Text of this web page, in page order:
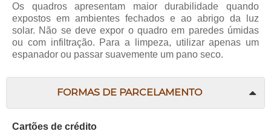
Os quadros apresentam maior durabilidade quando
expostos em ambientes fechados e ao abrigo da luz
solar. Não se deve expor o quadro em paredes úmidas
ou com infiltração. Para a limpeza, utilizar apenas um
espanador ou passar suavemente um pano seco.
FORMAS DE PARCELAMENTO
Cartões de crédito